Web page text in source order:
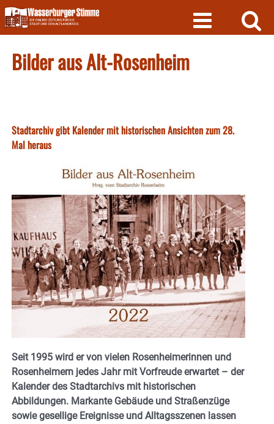
Skip
to
content
Bilder aus Alt-Rosenheim
Stadtarchiv gibt Kalender mit historischen Ansichten zum 28.
Mal heraus
Seit 1995 wird er von vielen Rosenheimerinnen und
Rosenheimern jedes Jahr mit Vorfreude erwartet – der
Kalender des Stadtarchivs mit historischen
Abbildungen. Markante Gebäude und Straßenzüge
sowie gesellige Ereignisse und Alltagsszenen lassen